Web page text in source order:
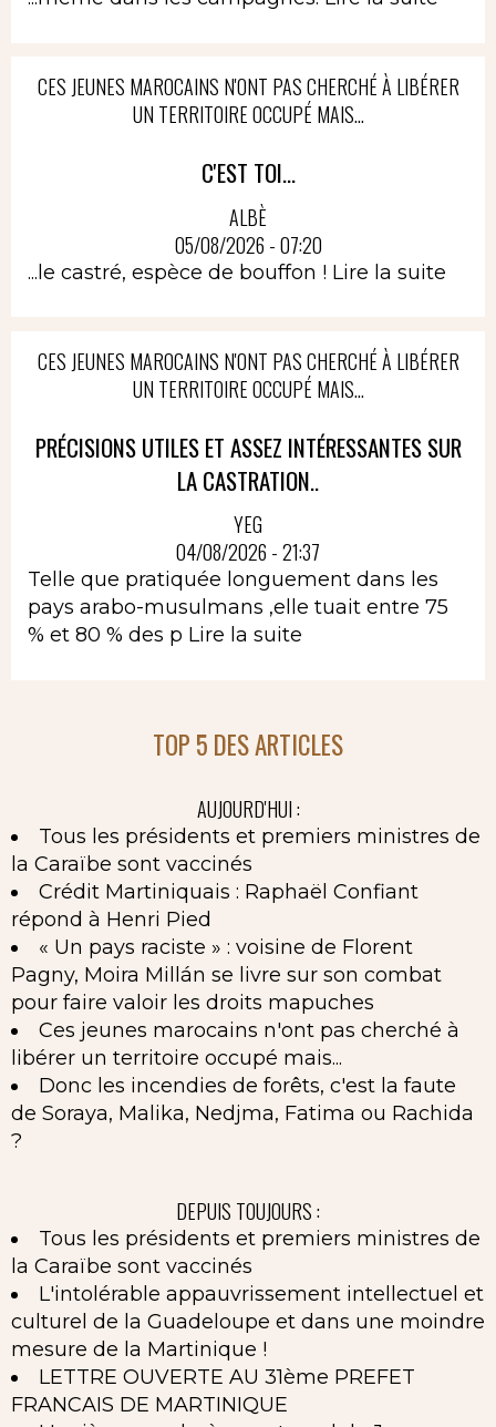
CES JEUNES MAROCAINS N'ONT PAS CHERCHÉ À LIBÉRER
UN TERRITOIRE OCCUPÉ MAIS...
C'EST TOI...
ALBÈ
05/08/2026 - 07:20
...le castré, espèce de bouffon ! Lire la suite
CES JEUNES MAROCAINS N'ONT PAS CHERCHÉ À LIBÉRER
UN TERRITOIRE OCCUPÉ MAIS...
PRÉCISIONS UTILES ET ASSEZ INTÉRESSANTES SUR
LA CASTRATION..
YEG
04/08/2026 - 21:37
Telle que pratiquée longuement dans les
pays arabo-musulmans ,elle tuait entre 75
% et 80 % des p Lire la suite
TOP 5 DES ARTICLES
AUJOURD'HUI :
Tous les présidents et premiers ministres de
la Caraïbe sont vaccinés
Crédit Martiniquais : Raphaël Confiant
répond à Henri Pied
« Un pays raciste » : voisine de Florent
Pagny, Moira Millán se livre sur son combat
pour faire valoir les droits mapuches
Ces jeunes marocains n'ont pas cherché à
libérer un territoire occupé mais...
Donc les incendies de forêts, c'est la faute
de Soraya, Malika, Nedjma, Fatima ou Rachida
?
DEPUIS TOUJOURS :
Tous les présidents et premiers ministres de
la Caraïbe sont vaccinés
L'intolérable appauvrissement intellectuel et
culturel de la Guadeloupe et dans une moindre
mesure de la Martinique !
LETTRE OUVERTE AU 31ème PREFET
FRANCAIS DE MARTINIQUE